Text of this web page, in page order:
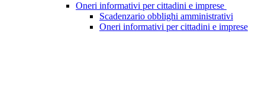
Oneri informativi per cittadini e imprese
Scadenzario obblighi amministrativi
Oneri informativi per cittadini e imprese